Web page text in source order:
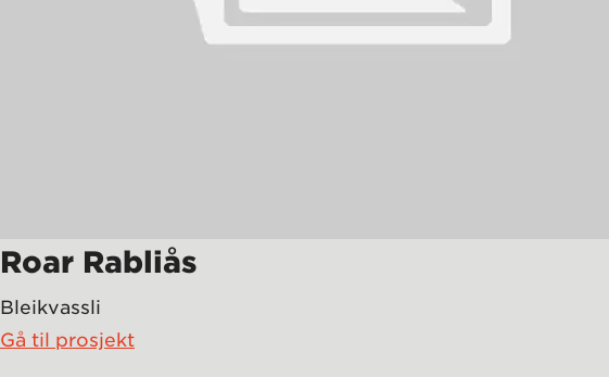
Roar Rabliås
Bleikvassli
Gå til prosjekt